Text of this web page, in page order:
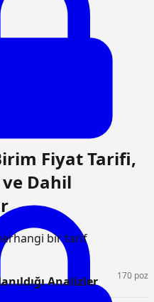
Fiyat Tarifi,
Dahil
bir tarif
Analizler 170 poz